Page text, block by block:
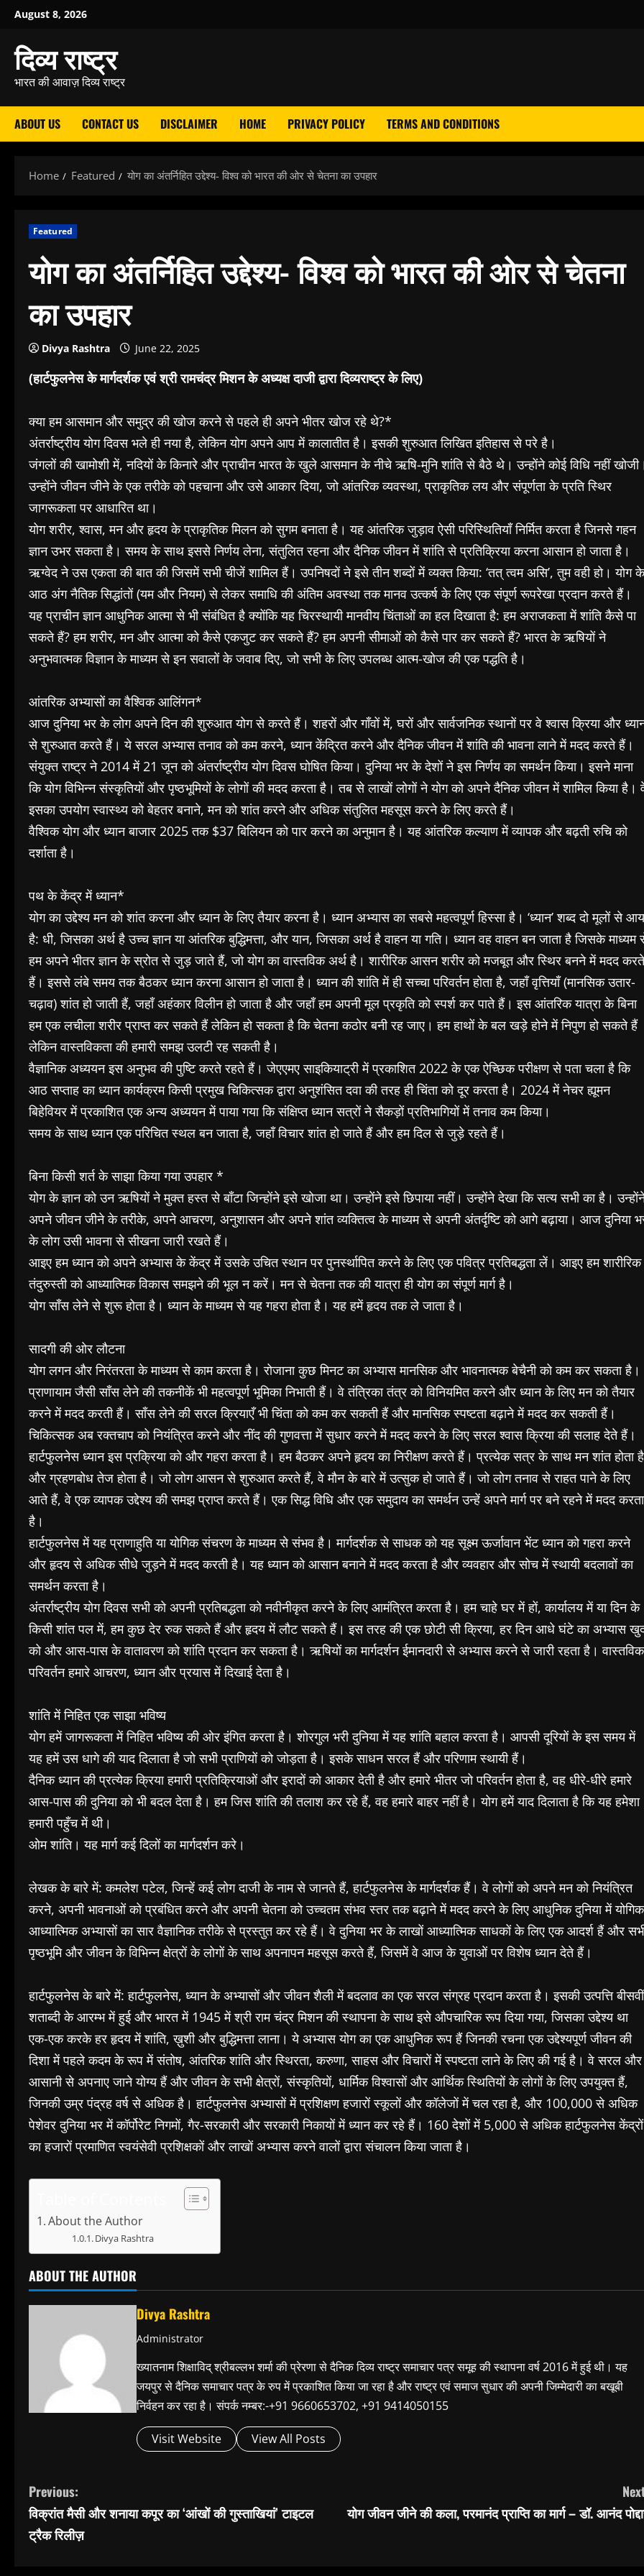
Skip
content
August 8, 2026
दिव्य राष्ट्र
भारत की आवाज़ दिव्य राष्ट्र
ABOUT US CONTACT US DISCLAIMER HOME PRIVACY POLICY TERMS AND CONDITIONS
Home Featured योग का अंतर्निहित उद्देश्य- विश्व को भारत की ओर से चेतना का उपहार
Featured
योग का अंतर्निहित उद्देश्य- विश्व को भारत की ओर से चेतना
का उपहार
Divya Rashtra June 22, 2025
(हार्टफुलनेस के मार्गदर्शक एवं श्री रामचंद्र मिशन के अध्यक्ष दाजी द्वारा दिव्यराष्ट्र के लिए)
क्या हम आसमान और समुद्र की खोज करने से पहले ही अपने भीतर खोज रहे थे?*
अंतर्राष्ट्रीय योग दिवस भले ही नया है, लेकिन योग अपने आप में कालातीत है। इसकी शुरुआत लिखित इतिहास से परे है।
जंगलों की खामोशी में, नदियों के किनारे और प्राचीन भारत के खुले आसमान के नीचे ऋषि-मुनि शांति से बैठे थे। उन्होंने कोई विधि नहीं
उन्होंने जीवन जीने के एक तरीके को पहचाना और उसे आकार दिया, जो आंतरिक व्यवस्था, प्राकृतिक लय और संपूर्णता के प्रति स्थिर
जागरूकता पर आधारित था।
योग शरीर, श्वास, मन और हृदय के प्राकृतिक मिलन को सुगम बनाता है। यह आंतरिक जुड़ाव ऐसी परिस्थितियाँ निर्मित करता है जिनसे गहन
ज्ञान उभर सकता है। समय के साथ इससे निर्णय लेना, संतुलित रहना और दैनिक जीवन में शांति से प्रतिक्रिया करना आसान हो जाता है।
ऋग्वेद ने उस एकता की बात की जिसमें सभी चीजें शामिल हैं। उपनिषदों ने इसे तीन शब्दों में व्यक्त किया: ‘तत् त्वम असि’, तुम वही हो। योग के
आठ अंग नैतिक सिद्धांतों (यम और नियम) से लेकर समाधि की अंतिम अवस्था तक मानव उत्कर्ष के लिए एक संपूर्ण रूपरेखा प्रदान करते हैं।
यह प्राचीन ज्ञान आधुनिक आत्मा से भी संबंधित है क्योंकि यह चिरस्थायी मानवीय चिंताओं का हल दिखाता है: हम अराजकता में शांति कैसे पा
सकते हैं? हम शरीर, मन और आत्मा को कैसे एकजुट कर सकते हैं? हम अपनी सीमाओं को कैसे पार कर सकते हैं? भारत के ऋषियों ने
अनुभवात्मक विज्ञान के माध्यम से इन सवालों के जवाब दिए, जो सभी के लिए उपलब्ध आत्म-खोज की एक पद्धति है।
आंतरिक अभ्यासों का वैश्विक आलिंगन*
आज दुनिया भर के लोग अपने दिन की शुरुआत योग से करते हैं। शहरों और गाँवों में, घरों और सार्वजनिक स्थानों पर वे श्वास क्रिया और
से शुरुआत करते हैं। ये सरल अभ्यास तनाव को कम करने, ध्यान केंद्रित करने और दैनिक जीवन में शांति की भावना लाने में मदद करते हैं।
संयुक्त राष्ट्र ने 2014 में 21 जून को अंतर्राष्ट्रीय योग दिवस घोषित किया। दुनिया भर के देशों ने इस निर्णय का समर्थन किया। इसने माना
कि योग विभिन्न संस्कृतियों और पृष्ठभूमियों के लोगों की मदद करता है। तब से लाखों लोगों ने योग को अपने दैनिक जीवन में शामिल किया है।
इसका उपयोग स्वास्थ्य को बेहतर बनाने, मन को शांत करने और अधिक संतुलित महसूस करने के लिए करते हैं।
वैश्विक योग और ध्यान बाजार 2025 तक $37 बिलियन को पार करने का अनुमान है। यह आंतरिक कल्याण में व्यापक और बढ़ती रुचि को
दर्शाता है।
पथ के केंद्र में ध्यान*
योग का उद्देश्य मन को शांत करना और ध्यान के लिए तैयार करना है। ध्यान अभ्यास का सबसे महत्वपूर्ण हिस्सा है। ‘ध्यान’ शब्द दो मूलों से
है: धी, जिसका अर्थ है उच्च ज्ञान या आंतरिक बुद्धिमत्ता, और यान, जिसका अर्थ है वाहन या गति। ध्यान वह वाहन बन जाता है जिसके माध्यम
हम अपने भीतर ज्ञान के स्रोत से जुड़ जाते हैं, जो योग का वास्तविक अर्थ है। शारीरिक आसन शरीर को मजबूत और स्थिर बनने में मदद करते
हैं। इससे लंबे समय तक बैठकर ध्यान करना आसान हो जाता है। ध्यान की शांति में ही सच्चा परिवर्तन होता है, जहाँ वृत्तियाँ (मानसिक उतार-
चढ़ाव) शांत हो जाती हैं, जहाँ अहंकार विलीन हो जाता है और जहाँ हम अपनी मूल प्रकृति को स्पर्श कर पाते हैं। इस आंतरिक यात्रा के बिना
हम एक लचीला शरीर प्राप्त कर सकते हैं लेकिन हो सकता है कि चेतना कठोर बनी रह जाए। हम हाथों के बल खड़े होने में निपुण हो सकते हैं
लेकिन वास्तविकता की हमारी समझ उलटी रह सकती है।
वैज्ञानिक अध्ययन इस अनुभव की पुष्टि करते रहते हैं। जेएएमए साइकियाट्री में प्रकाशित 2022 के एक ऐच्छिक परीक्षण से पता चला है कि
आठ सप्ताह का ध्यान कार्यक्रम किसी प्रमुख चिकित्सक द्वारा अनुशंसित दवा की तरह ही चिंता को दूर करता है। 2024 में नेचर ह्यूमन
बिहेवियर में प्रकाशित एक अन्य अध्ययन में पाया गया कि संक्षिप्त ध्यान सत्रों ने सैकड़ों प्रतिभागियों में तनाव कम किया।
समय के साथ ध्यान एक परिचित स्थल बन जाता है, जहाँ विचार शांत हो जाते हैं और हम दिल से जुड़े रहते हैं।
बिना किसी शर्त के साझा किया गया उपहार *
योग के ज्ञान को उन ऋषियों ने मुक्त हस्त से बाँटा जिन्होंने इसे खोजा था। उन्होंने इसे छिपाया नहीं। उन्होंने देखा कि सत्य सभी का है।
अपने जीवन जीने के तरीके, अपने आचरण, अनुशासन और अपने शांत व्यक्तित्व के माध्यम से अपनी अंतर्दृष्टि को आगे बढ़ाया। आज दुनिया
के लोग उसी भावना से सीखना जारी रखते हैं।
आइए हम ध्यान को अपने अभ्यास के केंद्र में उसके उचित स्थान पर पुनर्स्थापित करने के लिए एक पवित्र प्रतिबद्धता लें। आइए हम शारीरिक
तंदुरुस्ती को आध्यात्मिक विकास समझने की भूल न करें। मन से चेतना तक की यात्रा ही योग का संपूर्ण मार्ग है।
योग साँस लेने से शुरू होता है। ध्यान के माध्यम से यह गहरा होता है। यह हमें हृदय तक ले जाता है।
सादगी की ओर लौटना
योग लगन और निरंतरता के माध्यम से काम करता है। रोजाना कुछ मिनट का अभ्यास मानसिक और भावनात्मक बेचैनी को कम कर सकता है।
प्राणायाम जैसी साँस लेने की तकनीकें भी महत्वपूर्ण भूमिका निभाती हैं। वे तंत्रिका तंत्र को विनियमित करने और ध्यान के लिए मन को तैयार
करने में मदद करती हैं। साँस लेने की सरल क्रियाएँ भी चिंता को कम कर सकती हैं और मानसिक स्पष्टता बढ़ाने में मदद कर सकती हैं।
चिकित्सक अब रक्तचाप को नियंत्रित करने और नींद की गुणवत्ता में सुधार करने में मदद करने के लिए सरल श्वास क्रिया की सलाह देते हैं।
हार्टफुलनेस ध्यान इस प्रक्रिया को और गहरा करता है। हम बैठकर अपने हृदय का निरीक्षण करते हैं। प्रत्येक सत्र के साथ मन शांत होता है
और ग्रहणबोध तेज होता है। जो लोग आसन से शुरुआत करते हैं, वे मौन के बारे में उत्सुक हो जाते हैं। जो लोग तनाव से राहत पाने के लिए
आते हैं, वे एक व्यापक उद्देश्य की समझ प्राप्त करते हैं। एक सिद्ध विधि और एक समुदाय का समर्थन उन्हें अपने मार्ग पर बने रहने में मदद करता
है।
हार्टफुलनेस में यह प्राणाहुति या योगिक संचरण के माध्यम से संभव है। मार्गदर्शक से साधक को यह सूक्ष्म ऊर्जावान भेंट ध्यान को गहरा करने
और हृदय से अधिक सीधे जुड़ने में मदद करती है। यह ध्यान को आसान बनाने में मदद करता है और व्यवहार और सोच में स्थायी बदलावों का
समर्थन करता है।
अंतर्राष्ट्रीय योग दिवस सभी को अपनी प्रतिबद्धता को नवीनीकृत करने के लिए आमंत्रित करता है। हम चाहे घर में हों, कार्यालय में या दिन के
किसी शांत पल में, हम कुछ देर रुक सकते हैं और हृदय में लौट सकते हैं। इस तरह की एक छोटी सी क्रिया, हर दिन आधे घंटे का अभ्यास
को और आस-पास के वातावरण को शांति प्रदान कर सकता है। ऋषियों का मार्गदर्शन ईमानदारी से अभ्यास करने से जारी रहता है। वास्तविक
परिवर्तन हमारे आचरण, ध्यान और प्रयास में दिखाई देता है।
शांति में निहित एक साझा भविष्य
योग हमें जागरूकता में निहित भविष्य की ओर इंगित करता है। शोरगुल भरी दुनिया में यह शांति बहाल करता है। आपसी दूरियों के इस समय में
यह हमें उस धागे की याद दिलाता है जो सभी प्राणियों को जोड़ता है। इसके साधन सरल हैं और परिणाम स्थायी हैं।
दैनिक ध्यान की प्रत्येक क्रिया हमारी प्रतिक्रियाओं और इरादों को आकार देती है और हमारे भीतर जो परिवर्तन होता है, वह धीरे-धीरे हमारे
आस-पास की दुनिया को भी बदल देता है। हम जिस शांति की तलाश कर रहे हैं, वह हमारे बाहर नहीं है। योग हमें याद दिलाता है कि यह हमेशा
हमारी पहुँच में थी।
ओम शांति। यह मार्ग कई दिलों का मार्गदर्शन करे।
लेखक के बारे में: कमलेश पटेल, जिन्हें कई लोग दाजी के नाम से जानते हैं, हार्टफुलनेस के मार्गदर्शक हैं। वे लोगों को अपने मन को नियंत्रित
करने, अपनी भावनाओं को प्रबंधित करने और अपनी चेतना को उच्चतम संभव स्तर तक बढ़ाने में मदद करने के लिए आधुनिक दुनिया में योगिक
आध्यात्मिक अभ्यासों का सार वैज्ञानिक तरीके से प्रस्तुत कर रहे हैं। वे दुनिया भर के लाखों आध्यात्मिक साधकों के लिए एक आदर्श हैं और
पृष्ठभूमि और जीवन के विभिन्न क्षेत्रों के लोगों के साथ अपनापन महसूस करते हैं, जिसमें वे आज के युवाओं पर विशेष ध्यान देते हैं।
हार्टफुलनेस के बारे में: हार्टफुलनेस, ध्यान के अभ्यासों और जीवन शैली में बदलाव का एक सरल संग्रह प्रदान करता है। इसकी उत्पत्ति बीसवीं
शताब्दी के आरम्भ में हुई और भारत में 1945 में श्री राम चंद्र मिशन की स्थापना के साथ इसे औपचारिक रूप दिया गया, जिसका उद्देश्य था
एक-एक करके हर हृदय में शांति, ख़ुशी और बुद्धिमत्ता लाना। ये अभ्यास योग का एक आधुनिक रूप हैं जिनकी रचना एक उद्देश्यपूर्ण जीवन की
दिशा में पहले कदम के रूप में संतोष, आंतरिक शांति और स्थिरता, करुणा, साहस और विचारों में स्पष्टता लाने के लिए की गई है। वे सरल और
आसानी से अपनाए जाने योग्य हैं और जीवन के सभी क्षेत्रों, संस्कृतियों, धार्मिक विश्वासों और आर्थिक स्थितियों के लोगों के लिए उपयुक्त हैं,
जिनकी उम्र पंद्रह वर्ष से अधिक है। हार्टफुलनेस अभ्यासों में प्रशिक्षण हजारों स्कूलों और कॉलेजों में चल रहा है, और 100,000 से अधिक
पेशेवर दुनिया भर में कॉर्पोरेट निगमों, गैर-सरकारी और सरकारी निकायों में ध्यान कर रहे हैं। 160 देशों में 5,000 से अधिक हार्टफुलनेस केंद्रों
का हजारों प्रमाणित स्वयंसेवी प्रशिक्षकों और लाखों अभ्यास करने वालों द्वारा संचालन किया जाता है।
About the Author
Divya Rashtra
ABOUT THE AUTHOR
Divya Rashtra
Administrator
ख्यातनाम शिक्षाविद् श्रीबल्लभ शर्मा की प्रेरणा से दैनिक दिव्य राष्ट्र समाचार पत्र समूह की स्थापना वर्ष 2016 में हुई थी। यह
जयपुर से दैनिक समाचार पत्र के रुप में प्रकाशित किया जा रहा है और राष्ट्र एवं समाज सुधार की अपनी जिम्मेदारी का बखूबी
निर्वहन कर रहा है। संपर्क नम्बर:-+91 9660653702, +91 9414050155
Visit Website View All Posts
C
o
Previous:
विक्रांत मैसी और शनाया कपूर का ‘आंखों की गुस्ताखियां’ टाइटल
ट्रैक रिलीज़
योग जीवन जीने की कला, परमानंद प्राप्ति का मार्ग – डॉ. आनंद